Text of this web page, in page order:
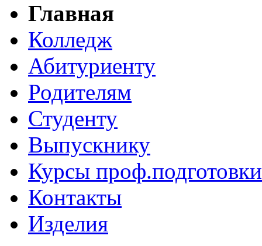
Главная
Колледж
Абитуриенту
Родителям
Студенту
Выпускнику
Курсы проф.подготовки
Контакты
Изделия